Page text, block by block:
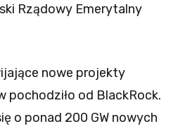
Rządowy Emerytalny
nowe projekty
pochodziło od BlackRock.
o ponad 200 GW nowych